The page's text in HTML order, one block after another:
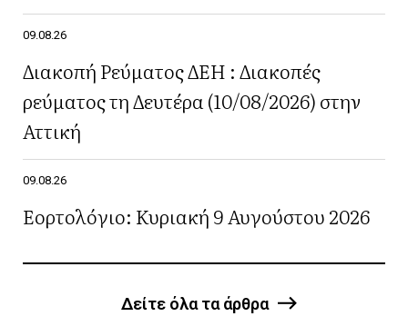
09.08.26
Διακοπή Ρεύματος ΔΕΗ : Διακοπές
ρεύματος τη Δευτέρα (10/08/2026) στην
Αττική
09.08.26
Εορτολόγιο: Κυριακή 9 Αυγούστου 2026
Δείτε όλα τα άρθρα